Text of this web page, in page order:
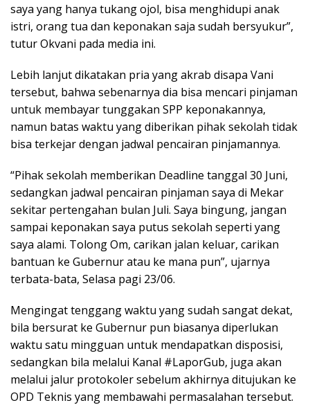
saya yang hanya tukang ojol, bisa menghidupi anak
istri, orang tua dan keponakan saja sudah bersyukur”,
tutur Okvani pada media ini.
Lebih lanjut dikatakan pria yang akrab disapa Vani
tersebut, bahwa sebenarnya dia bisa mencari pinjaman
untuk membayar tunggakan SPP keponakannya,
namun batas waktu yang diberikan pihak sekolah tidak
bisa terkejar dengan jadwal pencairan pinjamannya.
“Pihak sekolah memberikan Deadline tanggal 30 Juni,
sedangkan jadwal pencairan pinjaman saya di Mekar
sekitar pertengahan bulan Juli. Saya bingung, jangan
sampai keponakan saya putus sekolah seperti yang
saya alami. Tolong Om, carikan jalan keluar, carikan
bantuan ke Gubernur atau ke mana pun”, ujarnya
terbata-bata, Selasa pagi 23/06.
Mengingat tenggang waktu yang sudah sangat dekat,
bila bersurat ke Gubernur pun biasanya diperlukan
waktu satu mingguan untuk mendapatkan disposisi,
sedangkan bila melalui Kanal #LaporGub, juga akan
melalui jalur protokoler sebelum akhirnya ditujukan ke
OPD Teknis yang membawahi permasalahan tersebut.